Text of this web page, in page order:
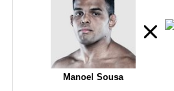
Manoel Sousa